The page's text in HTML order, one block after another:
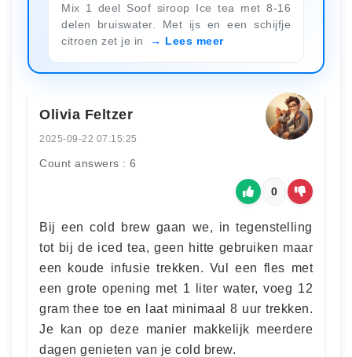
Mix 1 deel Soof siroop Ice tea met 8-16
delen bruiswater. Met ijs en een schijfje
citroen zet je in
Lees meer
Olivia Feltzer
2025-09-22 07:15:25
Count answers : 6
0
Bij een cold brew gaan we, in tegenstelling
tot bij de iced tea, geen hitte gebruiken maar
een koude infusie trekken. Vul een fles met
een grote opening met 1 liter water, voeg 12
gram thee toe en laat minimaal 8 uur trekken.
Je kan op deze manier makkelijk meerdere
dagen genieten van je cold brew.